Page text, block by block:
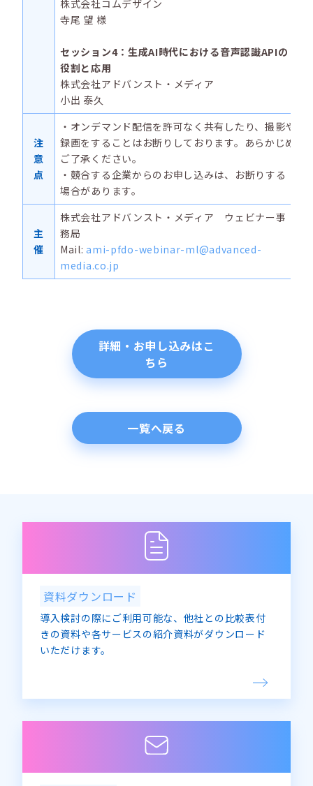
株式会社コムデザイン
寺尾 望 様
セッション4：生成AI時代における音声認識APIの
役割と応用
株式会社アドバンスト・メディア
小出 泰久
注
意
点
・オンデマンド配信を許可なく共有したり、撮影や
録画をすることはお断りしております。あらかじめ
ご了承ください。
・競合する企業からのお申し込みは、お断りする
場合があります。
主
催
株式会社アドバンスト・メディア ウェビナー事
務局
Mail:ami-pfdo-webinar-ml@advanced-
media.co.jp
詳細・お申し込みはこ
ちら
一覧へ戻る
資料ダウンロード
導入検討の際にご利用可能な、他社との比較表付
きの資料や各サービスの紹介資料がダウンロード
いただけます。